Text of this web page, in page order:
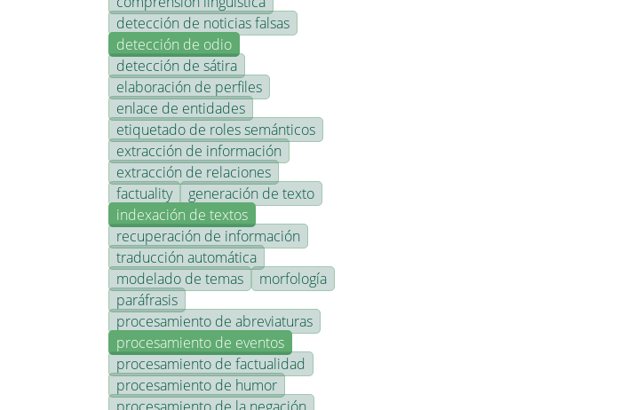
detección de noticias falsas
detección de odio
detección de sátira
elaboración de perfiles
enlace de entidades
etiquetado de roles semánticos
extracción de información
extracción de relaciones
factuality
generación de texto
indexación de textos
recuperación de información
traducción automática
modelado de temas
morfología
paráfrasis
procesamiento de abreviaturas
procesamiento de eventos
procesamiento de factualidad
procesamiento de humor